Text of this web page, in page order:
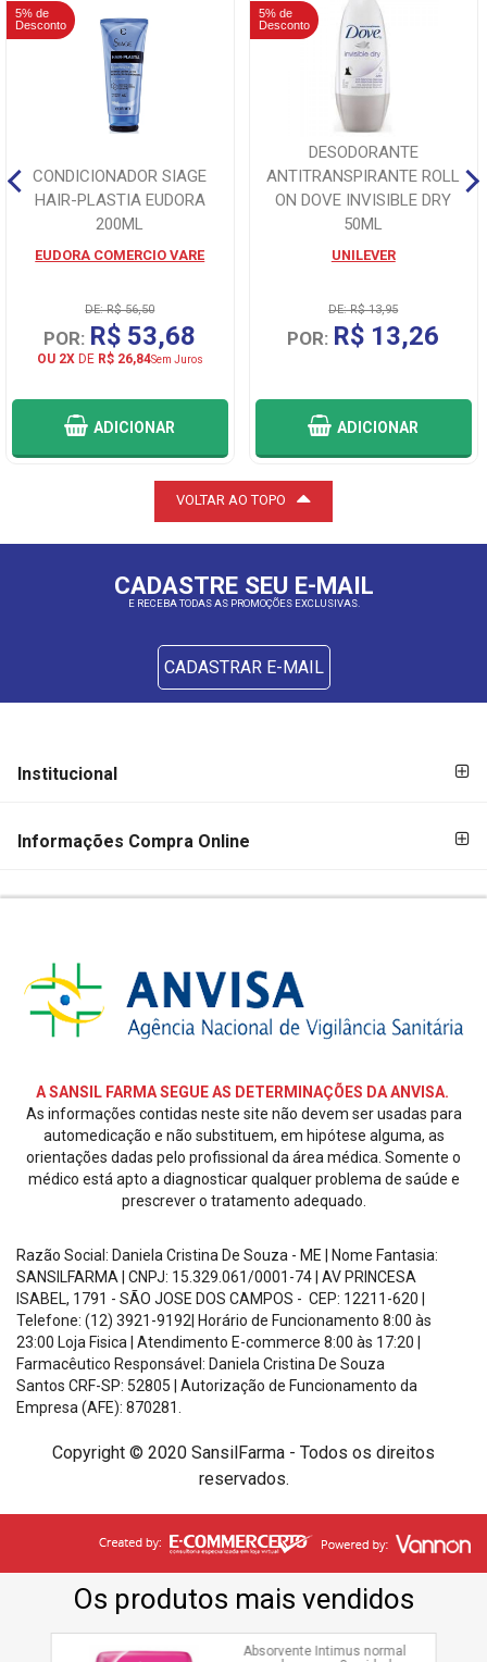
5% de
Desconto
CONDICIONADOR SIAGE
HAIR-PLASTIA EUDORA
200ML
EUDORA COMERCIO VARE
DE: R$ 56,50
POR: R$ 53,68
OU 2XDE R$ 26,84Sem Juros
ADICIONAR
5% de
Desconto
DESODORANTE
ANTITRANSPIRANTE ROLL
ON DOVE INVISIBLE DRY
50ML
UNILEVER
DE: R$ 13,95
POR: R$ 13,26
ADICIONAR
VOLTAR AO TOPO
CADASTRE SEU E-MAIL
E RECEBA TODAS AS PROMOÇÕES EXCLUSIVAS.
CADASTRAR E-MAIL
DE
CREDIBILIDADE
SOCIAIS
PAGAMENTO
Institucional
Informações Compra Online
A SANSIL FARMA SEGUE AS DETERMINAÇÕES DA ANVISA.
As informações contidas neste site não devem ser usadas para
automedicação e não substituem, em hipótese alguma, as
orientações dadas pelo profissional da área médica. Somente o
médico está apto a diagnosticar qualquer problema de saúde e
prescrever o tratamento adequado.
Razão Social: Daniela Cristina De Souza - ME | Nome Fantasia:
SANSILFARMA | CNPJ: 15.329.061/0001-74 AV PRINCESA
ISABEL, 1791 - SÃO JOSE DOS CAMPOS - CEP: 12211-620
Telefone: (12) 3921-9192| Horário de Funcionamento 8:00 às
23:00 Loja Fisica | Atendimento E-commerce 8:00 às 17:20
Farmacêutico Responsável: Daniela Cristina De Souza
Santos CRF-SP: 52805 |
Autorização de Funcionamento da
Empresa (AFE): 870281.
Copyright © 2020 SansilFarma - Todos os direitos
reservados.